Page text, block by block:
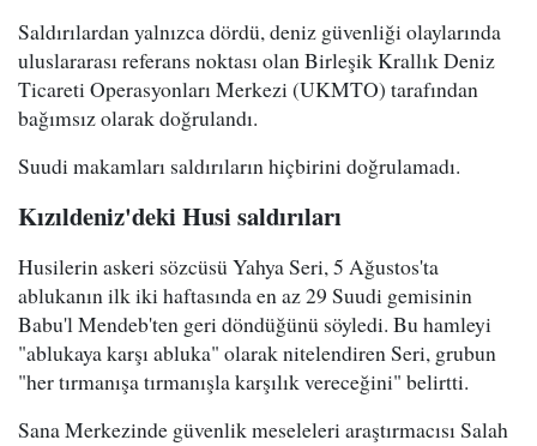
Saldırılardan yalnızca dördü, deniz güvenliği olaylarında
uluslararası referans noktası olan Birleşik Krallık Deniz
Ticareti Operasyonları Merkezi (UKMTO) tarafından
bağımsız olarak doğrulandı.
Suudi makamları saldırıların hiçbirini doğrulamadı.
Kızıldeniz'deki Husi saldırıları
Husilerin askeri sözcüsü Yahya Seri, 5 Ağustos'ta
ablukanın ilk iki haftasında en az 29 Suudi gemisinin
Babu'l Mendeb'ten geri döndüğünü söyledi. Bu hamleyi
"ablukaya karşı abluka" olarak nitelendiren Seri, grubun
"her tırmanışa tırmanışla karşılık vereceğini" belirtti.
Sana Merkezinde güvenlik meseleleri araştırmacısı Salah